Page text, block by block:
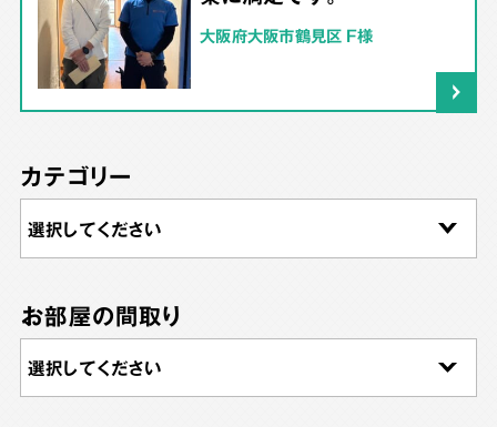
大阪府大阪市鶴見区 F様
カテゴリー
お部屋の間取り